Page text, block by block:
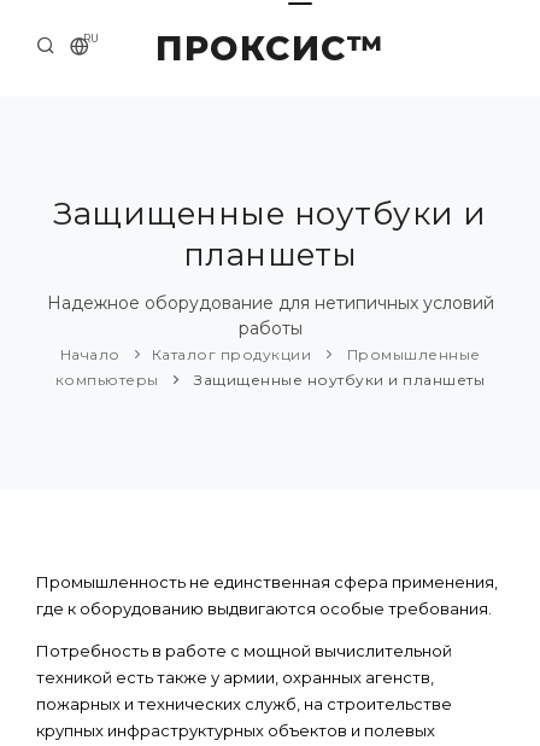
ПРОКСИС™
RU
О КОМПАНИИ
ПРИМЕРЫ И РЕШЕНИЯ
КАТАЛОГ ПРОДУКЦИИ
ПРЕСС-ЦЕНТР
Защищенные ноутбуки и
планшеты
Надежное оборудование для нетипичных условий
работы
Начало Каталог продукции
Промышленные
компьютеры
Защищенные ноутбуки и планшеты
Промышленность не единственная сфера применения,
где к оборудованию выдвигаются особые требования.
Потребность в работе с мощной вычислительной
техникой есть также у армии, охранных агенств,
пожарных и технических служб, на строительстве
крупных инфраструктурных объектов и полевых